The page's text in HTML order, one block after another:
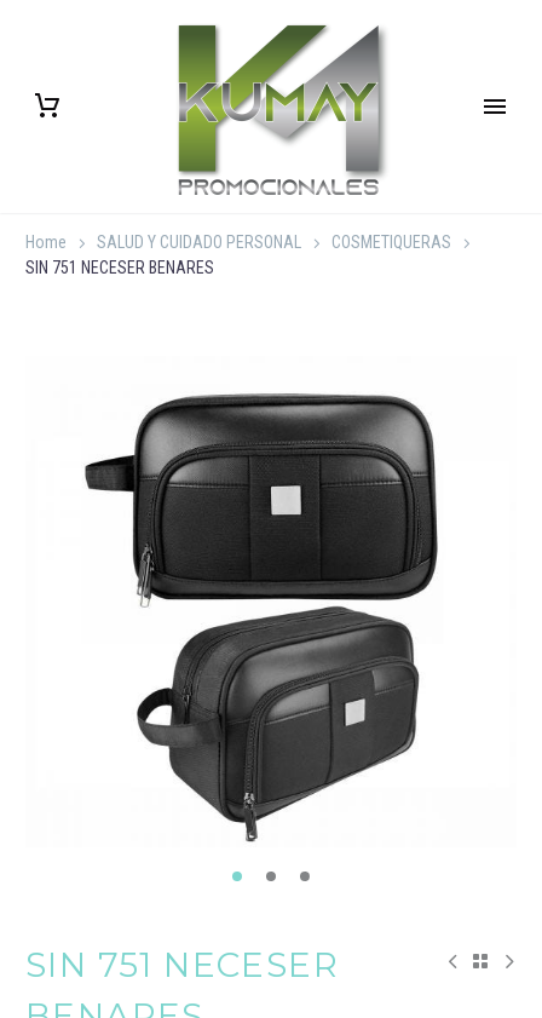
Home SALUD Y CUIDADO PERSONAL
COSMETIQUERAS
SIN 751 NECESER BENARES
SIN 751 NECESER